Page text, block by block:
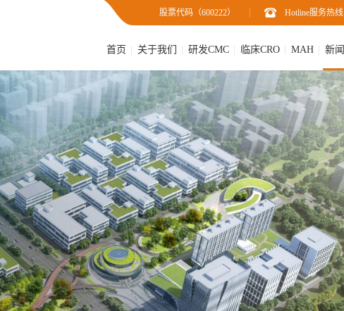
股票代码（600222） Hotline服务热线
首页 关于我们 研发CMC 临床CRO MAH 新